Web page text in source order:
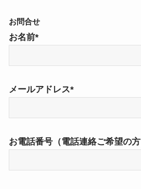
お問合せ
お名前*
メールアドレス*
お電話番号（電話連絡ご希望の方